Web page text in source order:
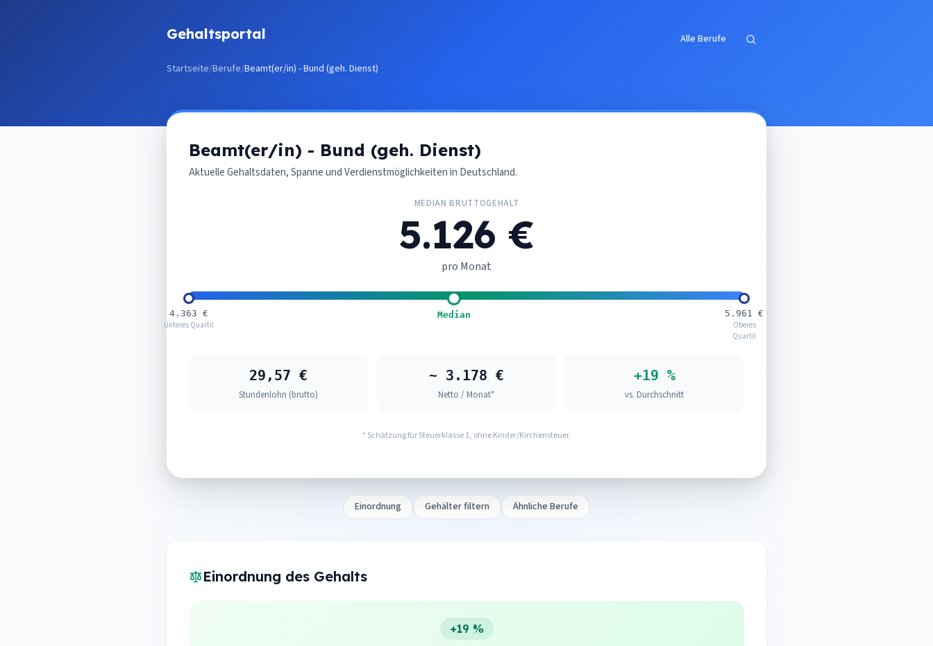
Gehaltsportal Alle Berufe
Startseite/Berufe/Beamt(er/in) - Bund (geh. Dienst)
Beamt(er/in) - Bund (geh. Dienst)
Aktuelle Gehaltsdaten, Spanne und Verdienstmöglichkeiten in Deutschland.
MEDIAN BRUTTOGEHALT
5.126 €
pro Monat
4.363 €
Unteres Quartil
Median
5.961 €
Oberes
Quartil
29,57 €
Stundenlohn (brutto)
~ 3.178 €
Netto / Monat*
+19 %
vs. Durchschnitt
* Schätzung für Steuerklasse 1, ohne Kinder/Kirchensteuer.
Einordnung Gehälter filtern Ähnliche Berufe
Einordnung des Gehalts
+19 %